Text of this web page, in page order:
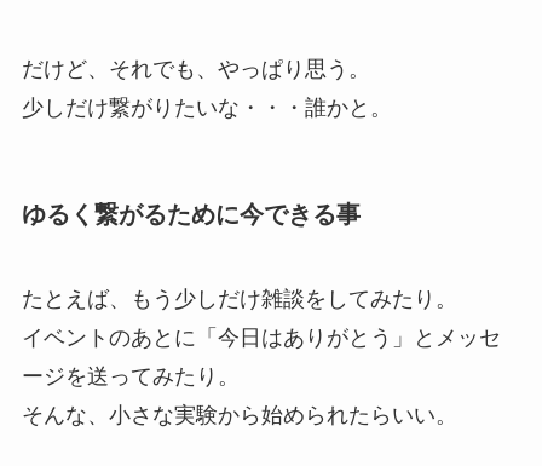
だけど、それでも、やっぱり思う。
少しだけ繋がりたいな・・・誰かと。
ゆるく繋がるために今できる事
たとえば、もう少しだけ雑談をしてみたり。
イベントのあとに「今日はありがとう」とメッセ
ージを送ってみたり。
そんな、小さな実験から始められたらいい。